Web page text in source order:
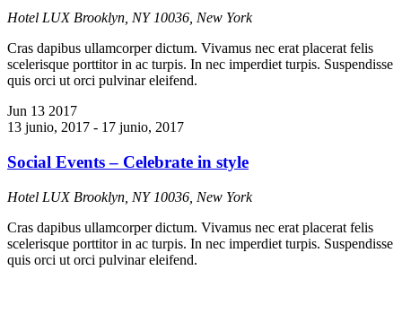
Hotel LUX Brooklyn, NY 10036, New York
Cras dapibus ullamcorper dictum. Vivamus nec erat placerat felis
scelerisque porttitor in ac turpis. In nec imperdiet turpis. Suspendisse
quis orci ut orci pulvinar eleifend.
Jun 13 2017
13 junio, 2017 - 17 junio, 2017
Social Events – Celebrate in style
Hotel LUX Brooklyn, NY 10036, New York
Cras dapibus ullamcorper dictum. Vivamus nec erat placerat felis
scelerisque porttitor in ac turpis. In nec imperdiet turpis. Suspendisse
quis orci ut orci pulvinar eleifend.